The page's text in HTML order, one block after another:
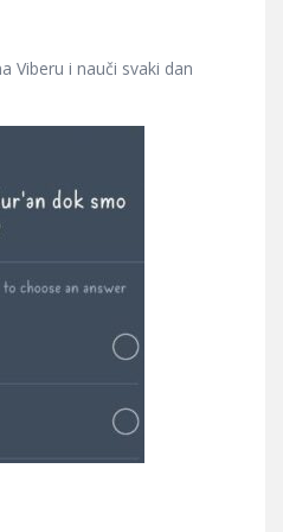
Viberu i nauči svaki dan